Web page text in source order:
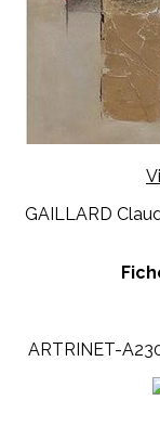
GAILLARD
ARTRINET-